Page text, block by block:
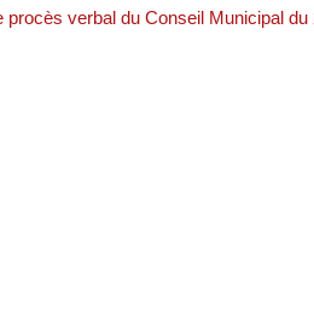
procès verbal du Conseil Municipal